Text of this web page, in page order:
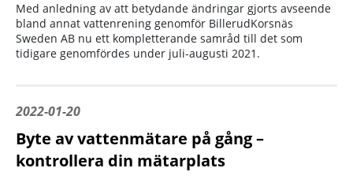
Med anledning av att betydande ändringar gjorts avseende
bland annat vattenrening genomför BillerudKorsnäs
Sweden AB nu ett kompletterande samråd till det som
tidigare genomfördes under juli-augusti 2021.
2022-01-20
Byte av vattenmätare på gång –
kontrollera din mätarplats